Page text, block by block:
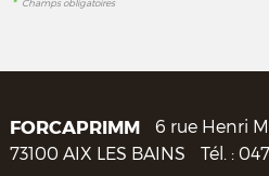
* Champs obligatoires
FORCAPRIMM
6 rue Henri
73100 AIX LES BAINS Tél. :